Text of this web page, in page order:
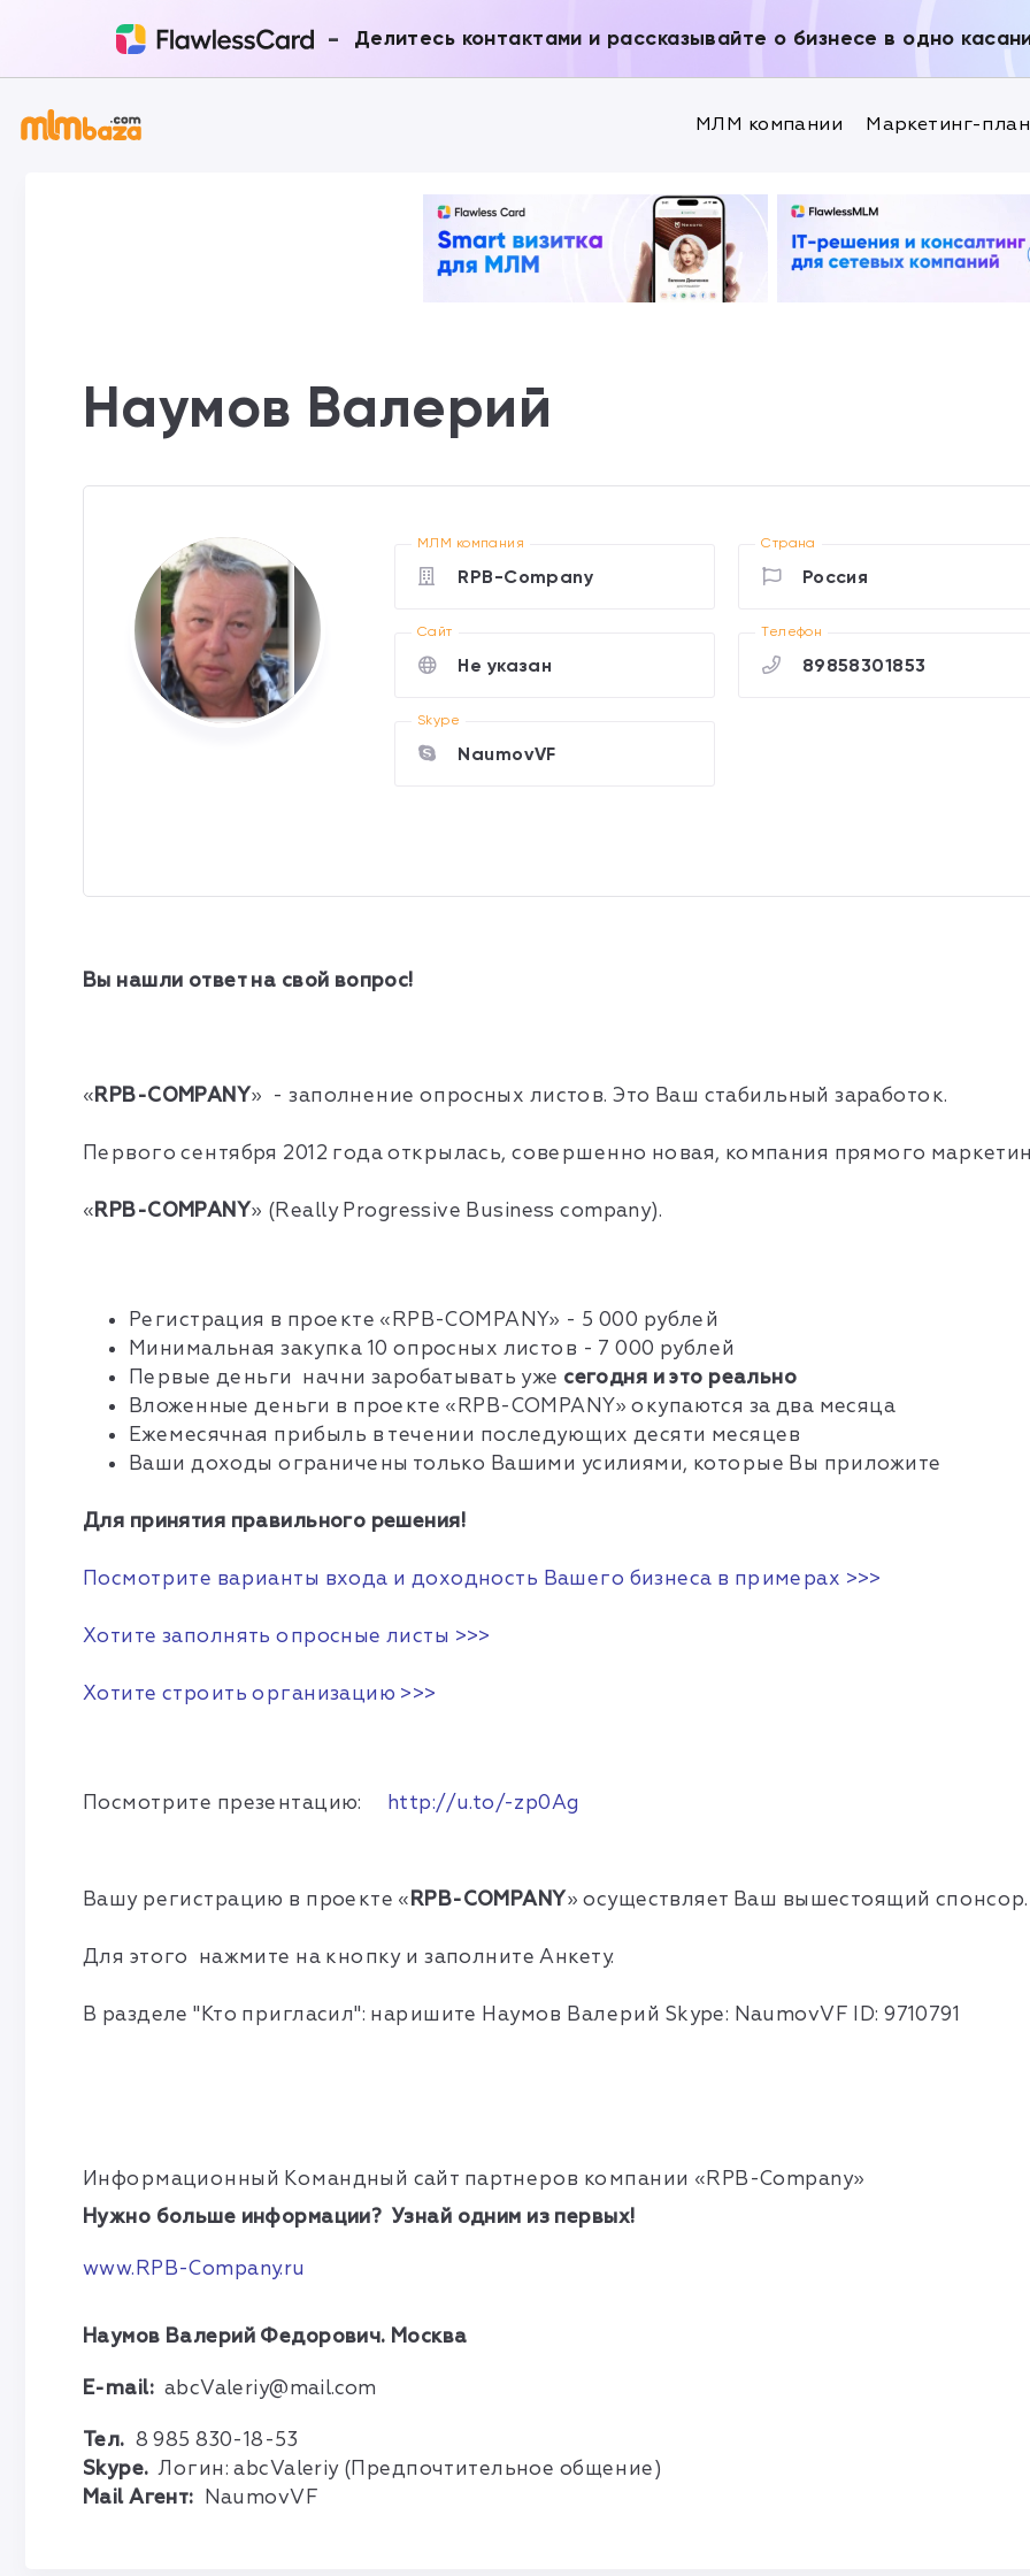
- Делитесь контактами и рассказывайте о бизнесе в одно
МЛМ компании Маркетинг-
Наумов Валерий
МЛМ компания
RPB-Company
Страна
Россия
Cайт
Не указан
Телефон
89858301853
Skype
NaumovVF
Вы нашли ответ на свой вопрос!
«RPB-COMPANY» - заполнение опросных листов. Это Ваш стабильный заработок.
Первого сентября 2012 года открылась, совершенно новая, компания прямого
«RPB-COMPANY» (Really Progressive Business company).
Регистрация в проекте «RPB-COMPANY» - 5 000 рублей
Минимальная закупка 10 опросных листов - 7 000 рублей
Первые деньги начни заробатывать уже сегодня и это реально
Вложенные деньги в проекте «RPB-COMPANY» окупаются за два месяца
Ежемесячная прибыль в течении последующих десяти месяцев
Ваши доходы ограничены только Вашими усилиями, которые Вы приложите
Для принятия правильного решения!
Посмотрите варианты входа и доходность Вашего бизнеса в примерах >>>
Хотите заполнять опросные листы >>>
Хотите строить организацию >>>
Посмотрите презентацию: http://u.to/-zp0Ag
Вашу регистрацию в проекте «RPB-COMPANY»осуществляет Ваш вышестоящий спонсор.
Для этого нажмите на кнопку и заполните Анкету.
В разделе "Кто пригласил": наришите Наумов Валерий Skype: NaumovVF ID: 9710791
Информационный Командный сайт партнеров компании «RPB-Company»
Нужно больше информации? Узнай одним из первых!
www.RPB-Company.ru
Наумов Валерий Федорович. Москва
E-mail: abcValeriy@mail.com
Тел. 8 985 830-18-53
Skype. Логин: abcValeriy (Предпочтительное общение)
Mail Агент: NaumovVF